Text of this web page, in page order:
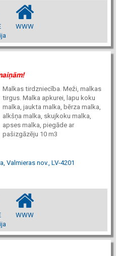
WWW
Malkas tirdzniecība. Meži, malkas
tirgus. Malka apkurei, lapu koku
malka, jaukta malka, bērza malka,
alkšņa malka, skujkoku malka,
apses malka, piegāde ar
pašizgāzēju 10 m3
Valmieras nov., LV-4201
WWW